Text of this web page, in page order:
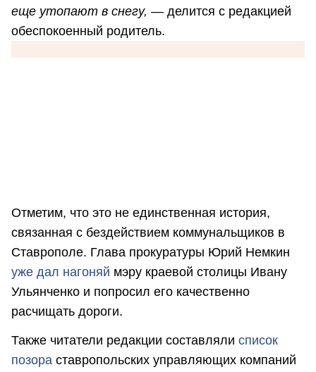
еще утопают в снегу, — делится с редакцией
обеспокоенный родитель.
Отметим, что это не единственная история,
связанная с бездействием коммунальщиков в
Ставрополе. Глава прокуратуры Юрий Немкин
уже дал нагоняй мэру краевой столицы Ивану
Ульянченко и попросил его качественно
расчищать дороги.
Также читатели редакции составляли список
позора ставропольских управляющих компаний